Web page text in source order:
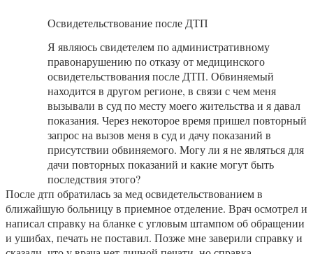
Освидетельствование после ДТП
Я являюсь свидетелем по административному
правонарушению по отказу от медицинского
освидетельствования после ДТП. Обвиняемый
находится в другом регионе, в связи с чем меня
вызывали в суд по месту моего жительства и я давал
показания. Через некоторое время пришел повторный
запрос на вызов меня в суд и дачу показаний в
присутствии обвиняемого. Могу ли я не являться для
дачи повторных показаний и какие могут быть
последствия этого?
После дтп обратилась за мед освидетельствованием в
ближайшую больницу в приемное отделение. Врач осмотрел и
написал справку на бланке с угловым штампом об обращении
и ушибах, печать не поставил. Позже мне заверили справку и